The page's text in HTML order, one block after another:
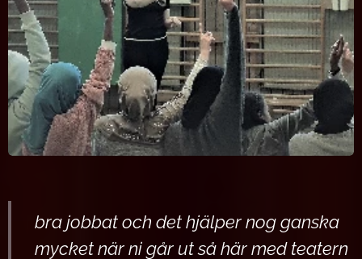
bra jobbat och det hjälper nog ganska
mycket när ni går ut så här med teatern